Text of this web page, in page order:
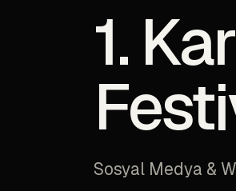
1.
Sosyal Medya &